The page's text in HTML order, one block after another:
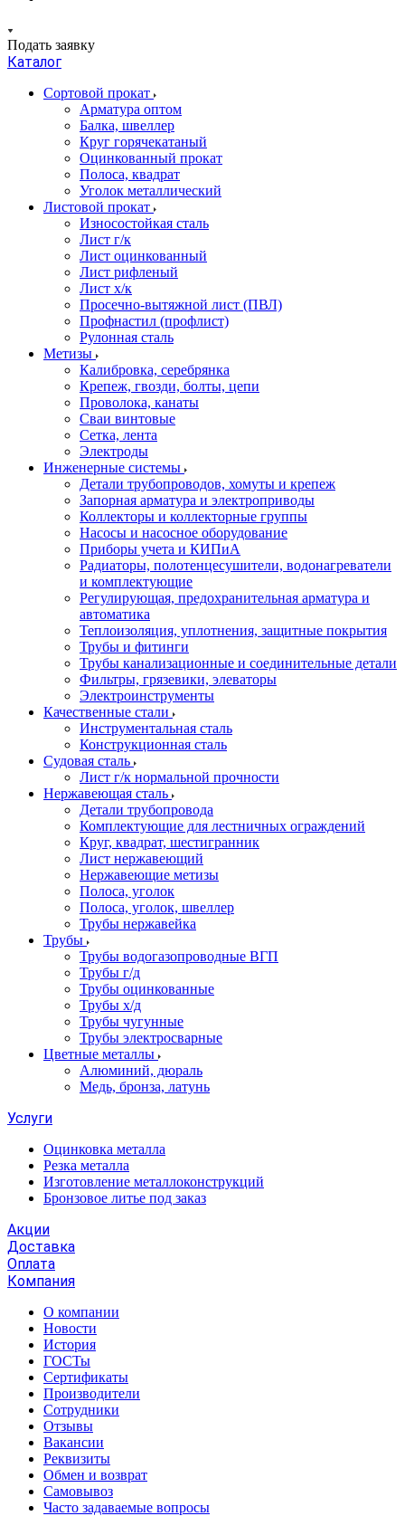
Подать заявку
Каталог
Сортовой прокат
Арматура оптом
Балка, швеллер
Круг горячекатаный
Оцинкованный прокат
Полоса, квадрат
Уголок металлический
Листовой прокат
Износостойкая сталь
Лист г/к
Лист оцинкованный
Лист рифленый
Лист х/к
Просечно-вытяжной лист (ПВЛ)
Профнастил (профлист)
Рулонная сталь
Метизы
Калибровка, серебрянка
Крепеж, гвозди, болты, цепи
Проволока, канаты
Сваи винтовые
Сетка, лента
Электроды
Инженерные системы
Детали трубопроводов, хомуты и крепеж
Запорная арматура и электроприводы
Коллекторы и коллекторные группы
Насосы и насосное оборудование
Приборы учета и КИПиА
Радиаторы, полотенцесушители, водонагреватели
и комплектующие
Регулирующая, предохранительная арматура и
автоматика
Теплоизоляция, уплотнения, защитные покрытия
Трубы и фитинги
Трубы канализационные и соединительные детали
Фильтры, грязевики, элеваторы
Электроинструменты
Качественные стали
Инструментальная сталь
Конструкционная сталь
Судовая сталь
Лист г/к нормальной прочности
Нержавеющая сталь
Детали трубопровода
Комплектующие для лестничных ограждений
Круг, квадрат, шестигранник
Лист нержавеющий
Нержавеющие метизы
Полоса, уголок
Полоса, уголок, швеллер
Трубы нержавейка
Трубы
Трубы водогазопроводные ВГП
Трубы г/д
Трубы оцинкованные
Трубы х/д
Трубы чугунные
Трубы электросварные
Цветные металлы
Алюминий, дюраль
Медь, бронза, латунь
Услуги
Оцинковка металла
Резка металла
Изготовление металлоконструкций
Бронзовое литье под заказ
Акции
Доставка
Оплата
Компания
О компании
Новости
История
ГОСТы
Сертификаты
Производители
Сотрудники
Отзывы
Вакансии
Реквизиты
Обмен и возврат
Самовывоз
Часто задаваемые вопросы